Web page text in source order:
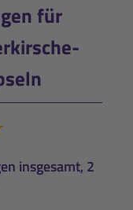
für
insgesamt, 2